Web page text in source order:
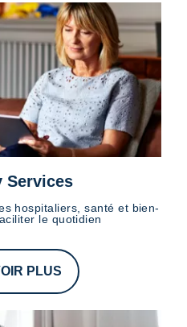
Services
hospitaliers, santé et bien-
le quotidien
PLUS